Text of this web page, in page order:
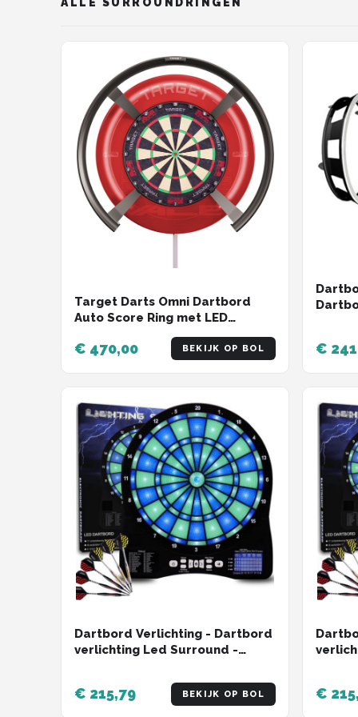
Target Darts Omni Dartbord
Auto Score Ring met LED
Verlichting - 4 HD Camera's voor
Nauwkeurige Score Berekening
€ 470,00 BEKIJK OP BOL
cm; 21
€
Dartbord Verlichting - Dartbord
verlichting Led Surround -
€ 215,79 BEKIJK OP BOL €